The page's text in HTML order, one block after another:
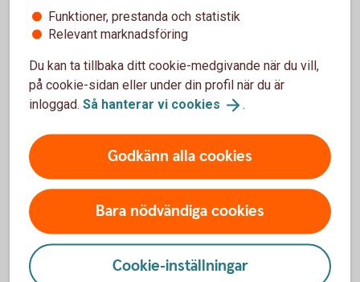
Skatter på uthyrning av privatbostad
Tänk också på detta när du hyr
ut:
Skriv kontrakt
När är tillträde, vilken uppsägningstid gäller,
och hur lång är hyrestiden? Kom ihåg att du
Funktioner, prestanda och statistik
Relevant marknadsföring
Du kan ta tillbaka ditt cookie-medgivande när du vill,
på cookie-sidan eller under din profil när du är
inloggad. Så hanterar vi cookies .
Godkänn alla cookies
Bara nödvändiga cookies
Cookie-inställningar